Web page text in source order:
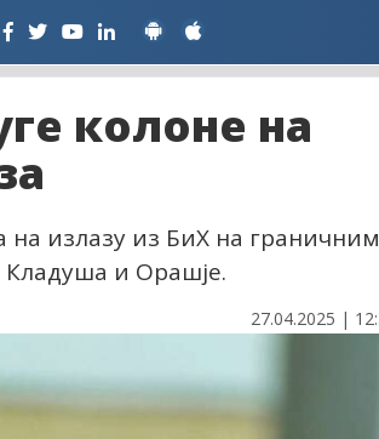
колоне на
на излазу из БиХ на граничним
и Орашје.
27.04.2025 |